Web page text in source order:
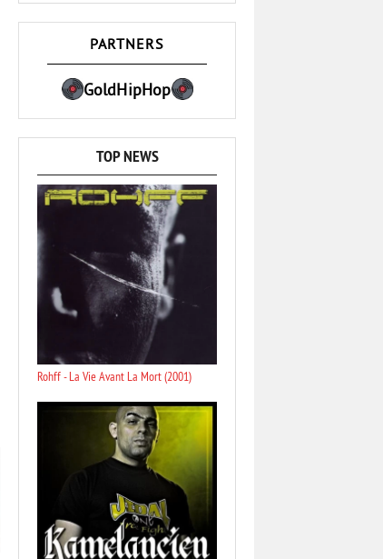
PARTNERS
GoldHipHop
TOP NEWS
Rohff - La Vie Avant La Mort (2001)